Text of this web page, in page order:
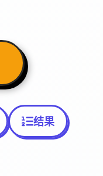
结果